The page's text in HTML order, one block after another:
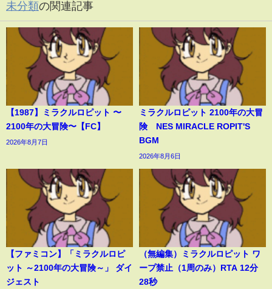
未分類の関連記事
【1987】ミラクルロピット 〜
2100年の大冒険〜【FC】
2026年8月7日
ミラクルロピット 2100年の大冒
険 NES MIRACLE ROPIT'S
BGM
2026年8月6日
【ファミコン】「ミラクルロピ
ット ～2100年の大冒険～」 ダイ
ジェスト
（無編集）ミラクルロピット ワ
ープ禁止（1周のみ）RTA 12分
28秒